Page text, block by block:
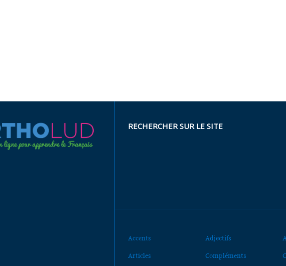
RECHERCHER SUR LE SITE
Accents Adjectifs
Articles Compléments